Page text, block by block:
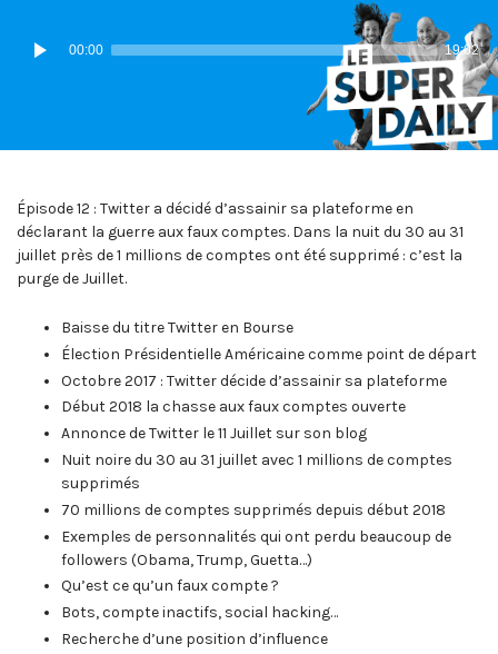
Lecteur
audio
00:00 19:02
Épisode 12 : Twitter a décidé d’assainir sa plateforme en
déclarant la guerre aux faux comptes. Dans la nuit du 30 au 31
juillet près de 1 millions de comptes ont été supprimé : c’est la
purge de Juillet.
Baisse du titre Twitter en Bourse
Élection Présidentielle Américaine comme point de départ
Octobre 2017 : Twitter décide d’assainir sa plateforme
Début 2018 la chasse aux faux comptes ouverte
Annonce de Twitter le 11 Juillet sur son blog
Nuit noire du 30 au 31 juillet avec 1 millions de comptes
supprimés
70 millions de comptes supprimés depuis début 2018
Exemples de personnalités qui ont perdu beaucoup de
followers (Obama, Trump, Guetta…)
Qu’est ce qu’un faux compte ?
Bots, compte inactifs, social hacking…
Recherche d’une position d’influence